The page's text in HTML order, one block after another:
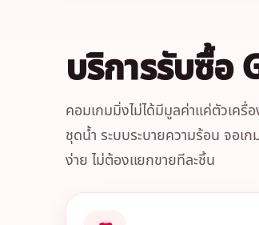
บริการรับซื้อ
คอมเกมมิ่งไม่ได้มีมูลค่าแค่ตัวเค
ชุดน้ำ ระบบระบายความร้อน จอ
ง่าย ไม่ต้องแยกขายทีละชิ้น